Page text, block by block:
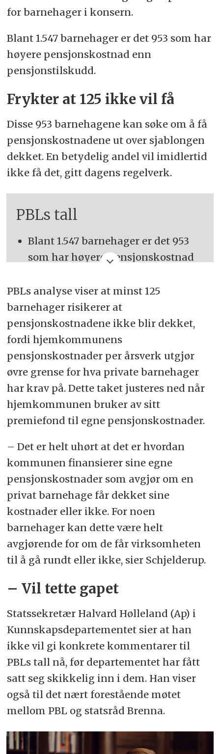
for barnehager i konsern.
Blant 1.547 barnehager er det 953 som har
høyere pensjonskostnad enn
pensjonstilskudd.
Frykter at 125 ikke vil få
Disse 953 barnehagene kan søke om å få
pensjonskostnadene ut over sjablongen
dekket. En betydelig andel vil imidlertid
ikke få det, gitt dagens regelverk.
PBLs tall
Blant 1.547 barnehager er det 953
som har høyere pensjonskostnad
For disse er differansen mellom
pensjonskostnad og mottatt
pensjonstilskudd om lag 229
millioner kroner.
For barnehager med PBLs tariff og
pensjonsordning summerer de
totale pensjonskostnadene seg til
om lag 1,5 milliarder i
pensjonstilskudd.
Kilde:PBL
PBLs analyse viser at minst 125
barnehager risikerer at
pensjonskostnadene ikke blir dekket,
fordi hjemkommunens
pensjonskostnader per årsverk utgjør
øvre grense for hva private barnehager
har krav på. Dette taket justeres ned når
hjemkommunen bruker av sitt
premiefond til egne pensjonskostnader.
– Det er helt uhørt at det er hvordan
kommunen finansierer sine egne
pensjonskostnader som avgjør om en
privat barnehage får dekket sine
kostnader eller ikke. For noen
barnehager kan dette være helt
avgjørende for om de får virksomheten
til å gå rundt eller ikke, sier Schjelderup.
– Vil tette gapet
Statssekretær Halvard Hølleland (Ap) i
Kunnskapsdepartementet sier at han
ikke vil gi konkrete kommentarer til
PBLs tall nå, før departementet har fått
satt seg skikkelig inn i dem. Han viser
også til det nært forestående møtet
mellom PBL og statsråd Brenna.